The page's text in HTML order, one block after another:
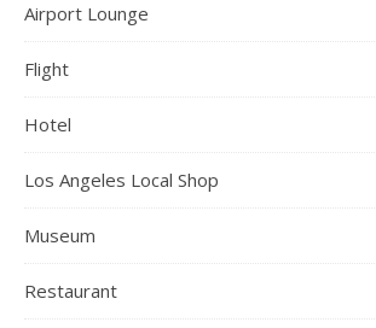
Airport Lounge
Flight
Hotel
Los Angeles Local Shop
Museum
Restaurant